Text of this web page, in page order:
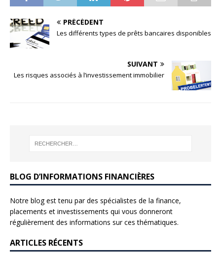
PRÉCÉDENT
Les différents types de prêts bancaires disponibles
SUIVANT
Les risques associés à l’investissement immobilier
BLOG D’INFORMATIONS FINANCIÈRES
Notre blog est tenu par des spécialistes de la finance,
placements et investissements qui vous donneront
régulièrement des informations sur ces thématiques.
ARTICLES RÉCENTS